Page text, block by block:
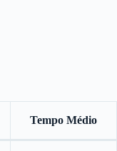
Tempo Médio